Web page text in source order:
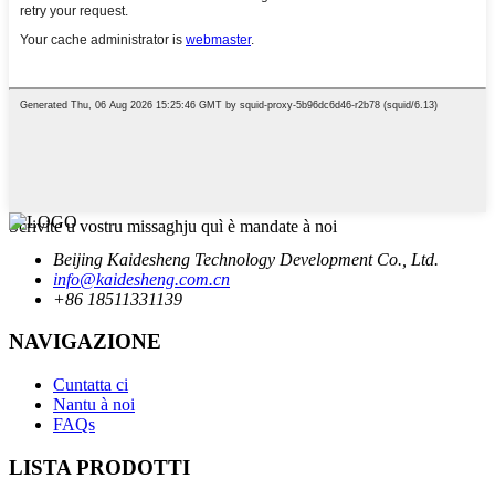
Scrivite u vostru missaghju quì è mandate à noi
Beijing Kaidesheng Technology Development Co., Ltd.
info@kaidesheng.com.cn
+86 18511331139
NAVIGAZIONE
Cuntatta ci
Nantu à noi
FAQs
LISTA PRODOTTI